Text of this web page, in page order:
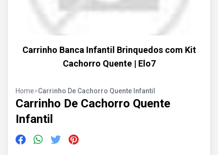
Carrinho Banca Infantil Brinquedos com Kit
Cachorro Quente | Elo7
Home>Carrinho De Cachorro Quente Infantil
Carrinho De Cachorro Quente
Infantil